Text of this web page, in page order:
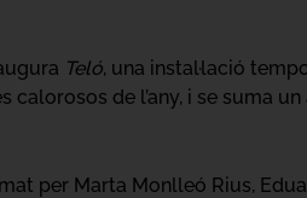
Teló, una instal·lació
calorosos de l’any, i se suma
per Marta Monlleó Rius,